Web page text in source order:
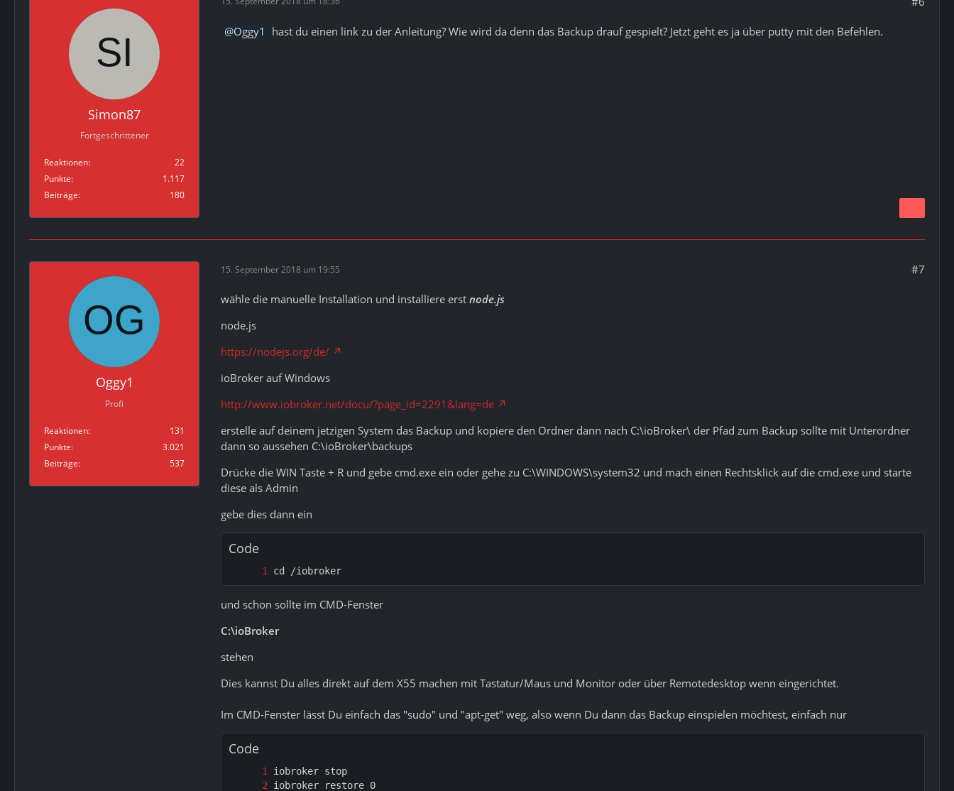
Simon87
Fortgeschrittener
Reaktionen
22
Punkte
1.117
Beiträge
180
Oggy1 hast du einen link zu der Anleitung? Wie wird da denn das Backup drauf gespielt? Jetzt geht es ja über putty mit den Befehlen.
Oggy1
Profi
Reaktionen
131
Punkte
3.021
Beiträge
537
15. September 2018 um 19:55 #7
wähle die manuelle Installation und installiere erst node.js
node.js
https://nodejs.org/de/
ioBroker auf Windows
http://www.iobroker.net/docu/?page_id=2291&lang=de
erstelle auf deinem jetzigen System das Backup und kopiere den Ordner dann nach C:\ioBroker\ der Pfad zum Backup sollte mit Unterordner
dann so aussehen C:\ioBroker\backups
Drücke die WIN Taste + R und gebe cmd.exe ein oder gehe zu C:\WINDOWS\system32 und mach einen Rechtsklick auf die cmd.exe und starte
diese als Admin
gebe dies dann ein
Code
cd /iobroker
und schon sollte im CMD-Fenster
C:\ioBroker
stehen
Dies kannst Du alles direkt auf dem X55 machen mit Tastatur/Maus und Monitor oder über Remotedesktop wenn eingerichtet.
Im CMD-Fenster lässt Du einfach das "sudo" und "apt-get" weg, also wenn Du dann das Backup einspielen möchtest, einfach nur
Code